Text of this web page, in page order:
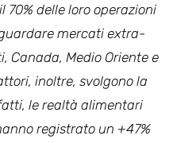
delle loro operazioni
mercati extra-
Canada, Medio Oriente e
inoltre, svolgono la
le realtà alimentari
registrato un +47%